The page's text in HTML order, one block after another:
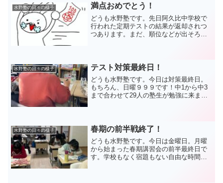
つい話が長くな...
水野塾の日々の様子 満点おめでとう！
どうも水野塾です。先日阿久比中学校で
行われた定期テストの結果が返却されつ
つあります。まだ、順位などが出そろっ
きました！特...
水野塾の日々の様子 テスト対策最終日！
どうも水野塾です。今日は対策最終日。
もちろん、日曜９９９です！中1から中3
まで合わせて29人の塾生が勉強に来まし
徒...
水野塾の日々の様子 春期の前半戦終了！
どうも水野塾です。今日は金曜日。月曜
から始まった春期講習会の前半最終日で
す。学校もなく宿題もない自由な時間が